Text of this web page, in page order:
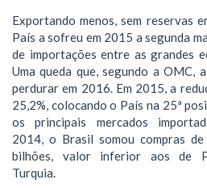
Exportando menos, sem reservas
País a sofreu em 2015 a segunda
de importações entre as grandes
Uma queda que, segundo a OMC,
perdurar em 2016. Em 2015, a
25,2%, colocando o País na 25ª
os principais mercados
2014, o Brasil somou compras
bilhões, valor inferior aos de
Turquia.